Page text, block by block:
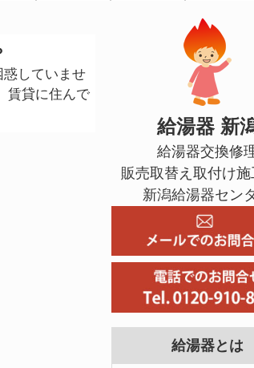
惑していませ
賃貸に住んで
給湯器 新
給湯器交換修
販売取替え取付け施
新潟給湯器セン
給湯器とは